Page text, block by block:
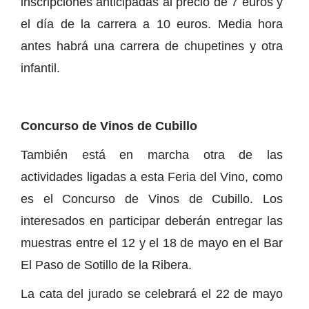
el día de la carrera a 10 euros. Media hora
antes habrá una carrera de chupetines y otra
infantil.
Concurso de Vinos de Cubillo
También está en marcha otra de las
actividades ligadas a esta Feria del Vino, como
es el Concurso de Vinos de Cubillo. Los
interesados en participar deberán entregar las
muestras entre el 12 y el 18 de mayo en el Bar
El Paso de Sotillo de la Ribera.
La cata del jurado se celebrará el 22 de mayo